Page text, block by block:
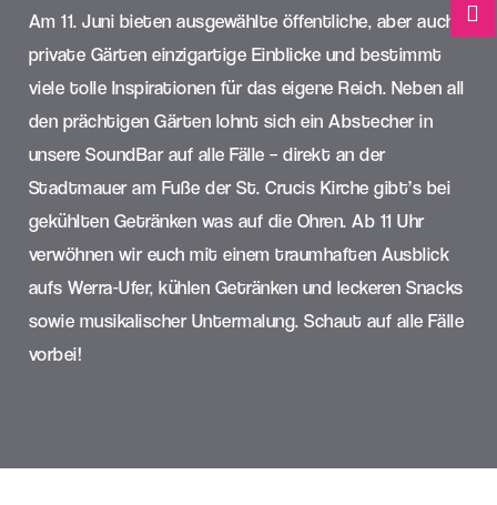
Am 11. Juni bieten ausgewählte öffentliche, aber auch
private Gärten einzigartige Einblicke und bestimmt
viele tolle Inspirationen für das eigene Reich. Neben all
den prächtigen Gärten lohnt sich ein Abstecher in
unsere SoundBar auf alle Fälle – direkt an der
Stadtmauer am Fuße der St. Crucis Kirche gibt’s bei
gekühlten Getränken was auf die Ohren. Ab 11 Uhr
verwöhnen wir euch mit einem traumhaften Ausblick
aufs Werra-Ufer, kühlen Getränken und leckeren Snacks
sowie musikalischer Untermalung. Schaut auf alle Fälle
vorbei!